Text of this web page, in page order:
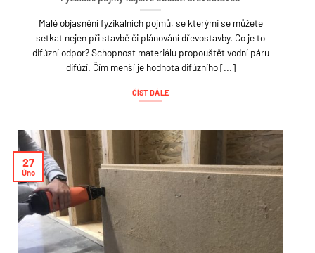
Malé objasnění fyzikálních pojmů, se kterými se můžete
setkat nejen při stavbě či plánování dřevostavby. Co je to
difúzní odpor? Schopnost materiálu propouštět vodní páru
difúzí. Čím menší je hodnota difúzního [...]
ČÍST DÁLE
27
Úno